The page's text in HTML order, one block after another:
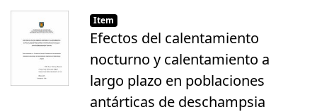
Item
Efectos del calentamiento
nocturno y calentamiento a
largo plazo en poblaciones
antárticas de deschampsia